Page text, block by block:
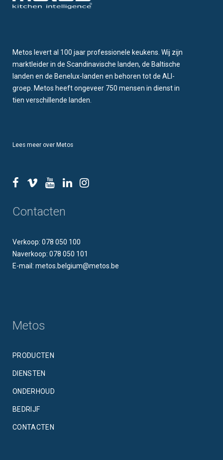
Metos levert al 100 jaar professionele keukens. Wij zijn
marktleider in de Scandinavische landen, de Baltische
landen en de Benelux-landen en behoren tot de ALI-
groep. Metos heeft ongeveer 750 mensen in dienst in
tien verschillende landen.
Lees meer over Metos
Contacten
Verkoop: 078 050 100
Naverkoop: 078 050 101
E-mail: metos.belgium@metos.be
Metos
PRODUCTEN
DIENSTEN
ONDERHOUD
BEDRIJF
CONTACTEN